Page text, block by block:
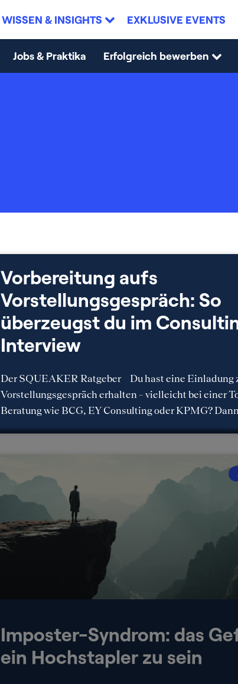
WISSEN & INSIGHTS EXKLUSIVE EVENTS
Jobs & Praktika Erfolgreich bewerben
Vorbereitung aufs
Vorstellungsgespräch: So
überzeugst du im
Interview
Der SQUEAKER Ratgeber Du hast eine Einladung
Vorstellungsgespräch erhalten – vielleicht bei einer
Beratung wie BCG, EY Consulting oder KPMG?
Imposter-Syndrom: das
ein Hochstapler zu sein